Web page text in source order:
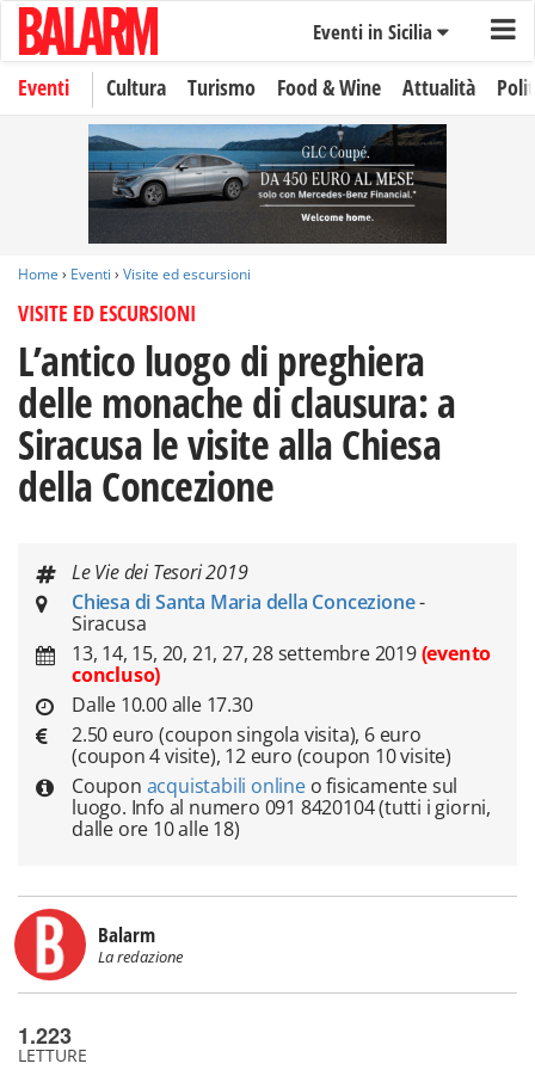
Eventi in Sicilia
Eventi Cultura Turismo Food & Wine Attualità
Home › Eventi › Visite ed escursioni
VISITE ED ESCURSIONI
L’antico luogo di preghiera
delle monache di clausura: a
Siracusa le visite alla Chiesa
della Concezione
Le Vie dei Tesori 2019
Chiesa di Santa Maria della Concezione-
Siracusa
13, 14, 15, 20, 21, 27, 28 settembre 2019(evento
concluso)
Dalle 10.00 alle 17.30
2.50 euro (coupon singola visita), 6 euro
(coupon 4 visite), 12 euro (coupon 10 visite)
Coupon acquistabili onlineo fisicamente sul
luogo. Info al numero 091 8420104 (tutti i giorni,
dalle ore 10 alle 18)
Balarm
La redazione
1.223
LETTURE